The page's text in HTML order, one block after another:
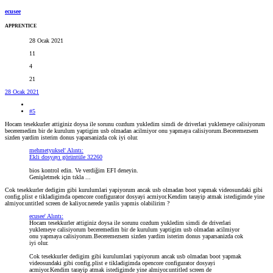
ecusee
APPRENTICE
28 Ocak 2021
11
4
21
28 Ocak 2021
#5
Hocam tesekkurler attiginiz doysa ile sorunu cozdum yukledim simdi de driverlari yuklemeye calisiyorum
beceremedim bir de kurulum yaptigim usb olmadan acilmiyor onu yapmaya calisiyorum.Beceremezsem
sizden yardim isterim donus yaparsanizda cok iyi olur.
mehmetyuksel' Alıntı:
Ekli dosyayı görüntüle 32260
bios kontrol edin. Ve verdiğim EFI deneyin.
Genişletmek için tıkla ...
Cok tesekkurler dedigim gibi kurulumlari yapiyorum ancak usb olmadan boot yapmak videosundaki gibi
config.plist e tikladigimda opencore configurator dosyayi acmiyor.Kendim tarayip atmak istedigimde yine
almiyor.untitled screen de kaliyor.nerede yanlis yapmis olabilirim ?
ecusee' Alıntı:
Hocam tesekkurler attiginiz doysa ile sorunu cozdum yukledim simdi de driverlari
yuklemeye calisiyorum beceremedim bir de kurulum yaptigim usb olmadan acilmiyor
onu yapmaya calisiyorum.Beceremezsem sizden yardim isterim donus yaparsanizda cok
iyi olur.
Cok tesekkurler dedigim gibi kurulumlari yapiyorum ancak usb olmadan boot yapmak
videosundaki gibi config.plist e tikladigimda opencore configurator dosyayi
acmiyor.Kendim tarayip atmak istedigimde yine almiyor.untitled screen de